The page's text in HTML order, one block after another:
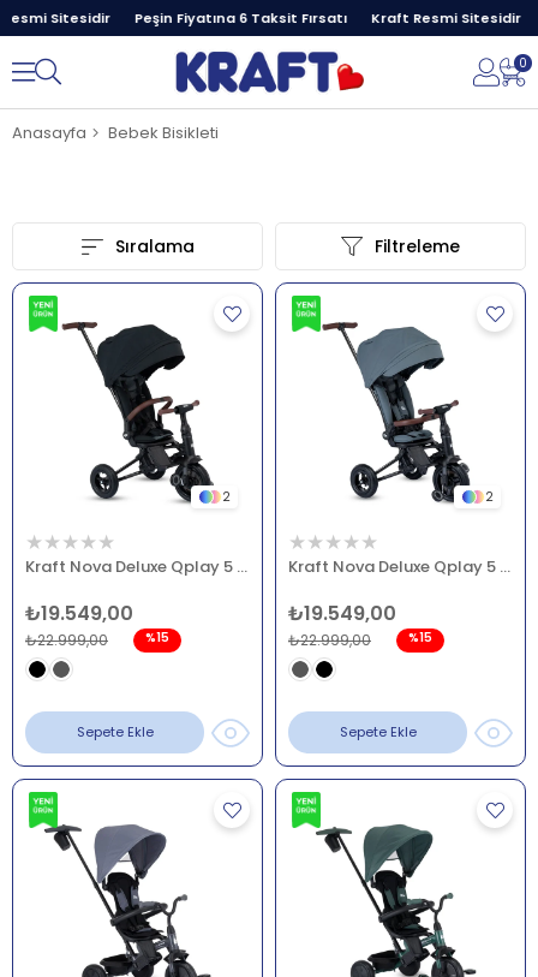
Sitesidir Peşin Fiyatına 6 Taksit Fırsatı Kraft Resmi Sitesidir
0
Anasayfa Bebek Bisikleti
Filtreleme
Sıralama
2
★★★★★
Kraft Nova Deluxe Qplay 5 in 1 Kaltanır Bisiklet Siyah
₺19.549,00
₺22.999,00 %15
Sepete Ekle
2
★★★★★
Kraft Nova Deluxe Qplay 5 in 1 Kaltanır Bisiklet Gri
₺19.549,00
₺22.999,00 %15
Sepete Ekle